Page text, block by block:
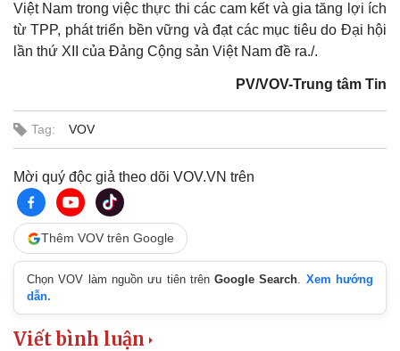
Việt Nam trong việc thực thi các cam kết và gia tăng lợi ích
từ TPP, phát triển bền vững và đạt các mục tiêu do Đại hội
lần thứ XII của Đảng Cộng sản Việt Nam đề ra./.
PV/VOV-Trung tâm Tin
Tag: VOV
Mời quý độc giả theo dõi VOV.VN trên
Thêm VOV trên Google
Chọn VOV làm nguồn ưu tiên trênGoogle Search. Xem hướng
dẫn.
Viết bình luận